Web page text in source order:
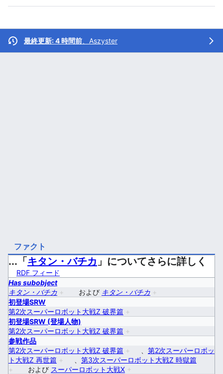
最終更新: 4 時間前 Aszyster
ファクト
...「キタン・バチカ 」についてさらに詳しく
RDF フィード
Has subobject
キタン・バチカ + および キタン・バチカ +
初登場SRW
第2次スーパーロボット大戦Z 破界篇 +
初登場SRW (登場人物)
第2次スーパーロボット大戦Z 破界篇 +
参戦作品
第2次スーパーロボット大戦Z 破界篇 +
第2次スーパーロボッ
ト大戦Z 再世篇 +
第3次スーパーロボット大戦Z 時獄篇
+
および スーパーロボット大戦X +